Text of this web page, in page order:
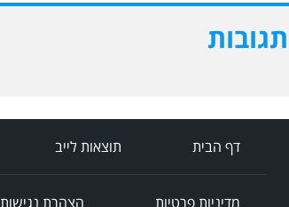
תגובות
דף הבית תוצאות לייב
מדיניות פרטיות הצהרת נגישות